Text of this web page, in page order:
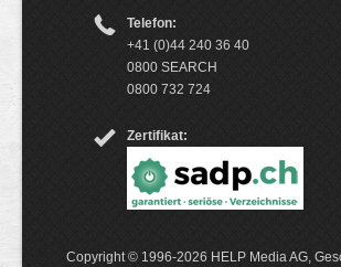
Telefon:
+41 (0)44 240 36 40
0800 SEARCH
0800 732 724
Zertifikat:
Copyright © 1996-2026 HELP Media AG,